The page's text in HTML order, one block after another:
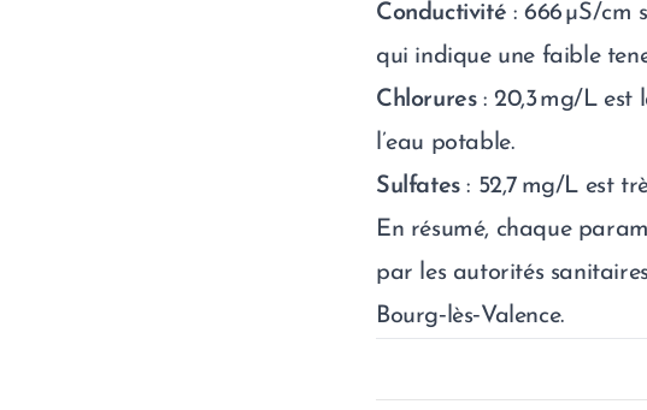
Conductivité : 666 µS/cm
qui indique une faible
Chlorures: 20,3 mg/L est
l’eau potable.
Sulfates: 52,7 mg/L est
En résumé, chaque
par les autorités
Bourg‑lès‑Valence.